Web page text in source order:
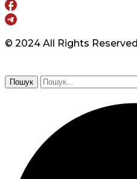
© 2024 All Rights Reserved
Пошук